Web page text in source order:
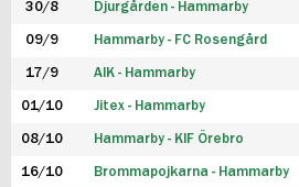
30/8 Djurgården - Hammarby
09/9 Hammarby - FC Rosengård
17/9 AIK - Hammarby
01/10 Jitex - Hammarby
08/10 Hammarby - KIF Örebro
16/10 Brommapojkarna - Hammarby